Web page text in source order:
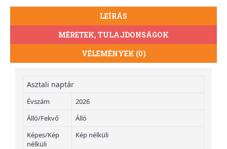
LEÍRÁS
MÉRETEK, TULAJDONSÁGOK
VÉLEMÉNYEK (0)
Asztali naptár
Évszám
2026
Álló/Fekvő
Álló
Képes/Kép
nélküli
Kép nélküli